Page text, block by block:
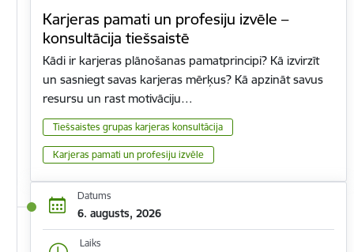
Karjeras pamati un profesiju izvēle –
konsultācija tiešsaistē
Kādi ir karjeras plānošanas pamatprincipi? Kā izvirzīt
un sasniegt savas karjeras mērķus? Kā apzināt savus
resursu un rast motivāciju…
Tiešsaistes grupas karjeras konsultācija
Karjeras pamati un profesiju izvēle
Datums
6. augusts, 2026
Laiks